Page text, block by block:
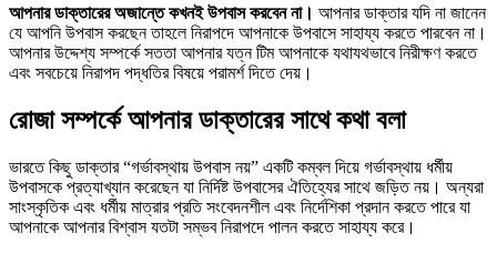
আপনার ডাক্তারের অজান্তে কখনই উপবাস করবেন না। আপনার ডাক্তার যদি না জানেন
যে আপনি উপবাস করছেন তাহলে নিরাপদে আপনাকে উপবাসে সাহায্য করতে পারবেন না।
আপনার উদ্দেশ্য সম্পর্কে সততা আপনার যত্ন টিম আপনাকে যথাযথভাবে নিরীক্ষণ করতে
এবং সবচেয়ে নিরাপদ পদ্ধতির বিষয়ে পরামর্শ দিতে দেয়।
রোজা সম্পর্কে আপনার ডাক্তারের সাথে কথা বলা
ভারতে কিছু ডাক্তার “গর্ভাবস্থায় উপবাস নয়” একটি কম্বল দিয়ে গর্ভাবস্থায় ধর্মীয়
উপবাসকে প্রত্যাখ্যান করেছেন যা নির্দিষ্ট উপবাসের ঐতিহ্যের সাথে জড়িত নয়। অন্যরা
সাংস্কৃতিক এবং ধর্মীয় মাত্রার প্রতি সংবেদনশীল এবং নির্দেশিকা প্রদান করতে পারে যা
আপনাকে আপনার বিশ্বাস যতটা সম্ভব নিরাপদে পালন করতে সাহায্য করে।